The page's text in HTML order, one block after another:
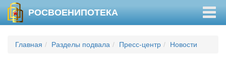
РОСВОЕНИПОТЕКА
Главная Разделы подвала Пресс-центр Новости